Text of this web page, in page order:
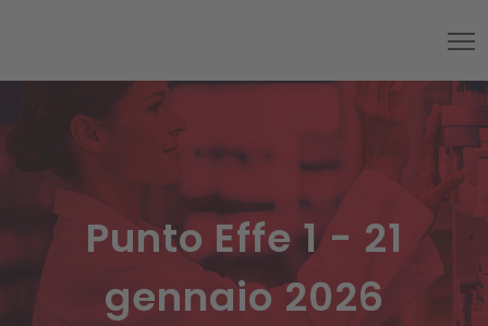
Punto Effe 1 - 21
gennaio 2026